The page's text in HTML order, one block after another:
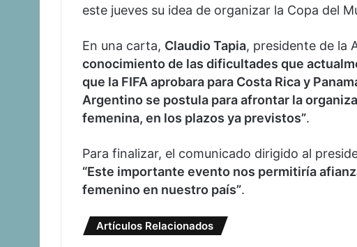
este jueves su idea de organizar la Copa del
En una carta, Claudio Tapia, presidente de la
conocimiento de las dificultades que
que la FIFA aprobara para Costa Rica y
Argentino se postula para afrontar la
femenina, en los plazos ya previstos”.
Para finalizar, el comunicado dirigido al
“Este importante evento nos permitiría
femenino en nuestro país”.
Artículos Relacionados